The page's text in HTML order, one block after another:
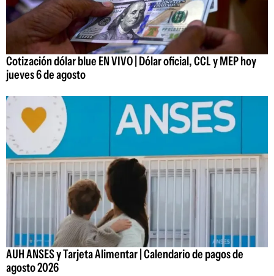
Cotización dólar blue EN VIVO | Dólar oficial, CCL y MEP hoy
jueves 6 de agosto
AUH ANSES y Tarjeta Alimentar | Calendario de pagos de
agosto 2026